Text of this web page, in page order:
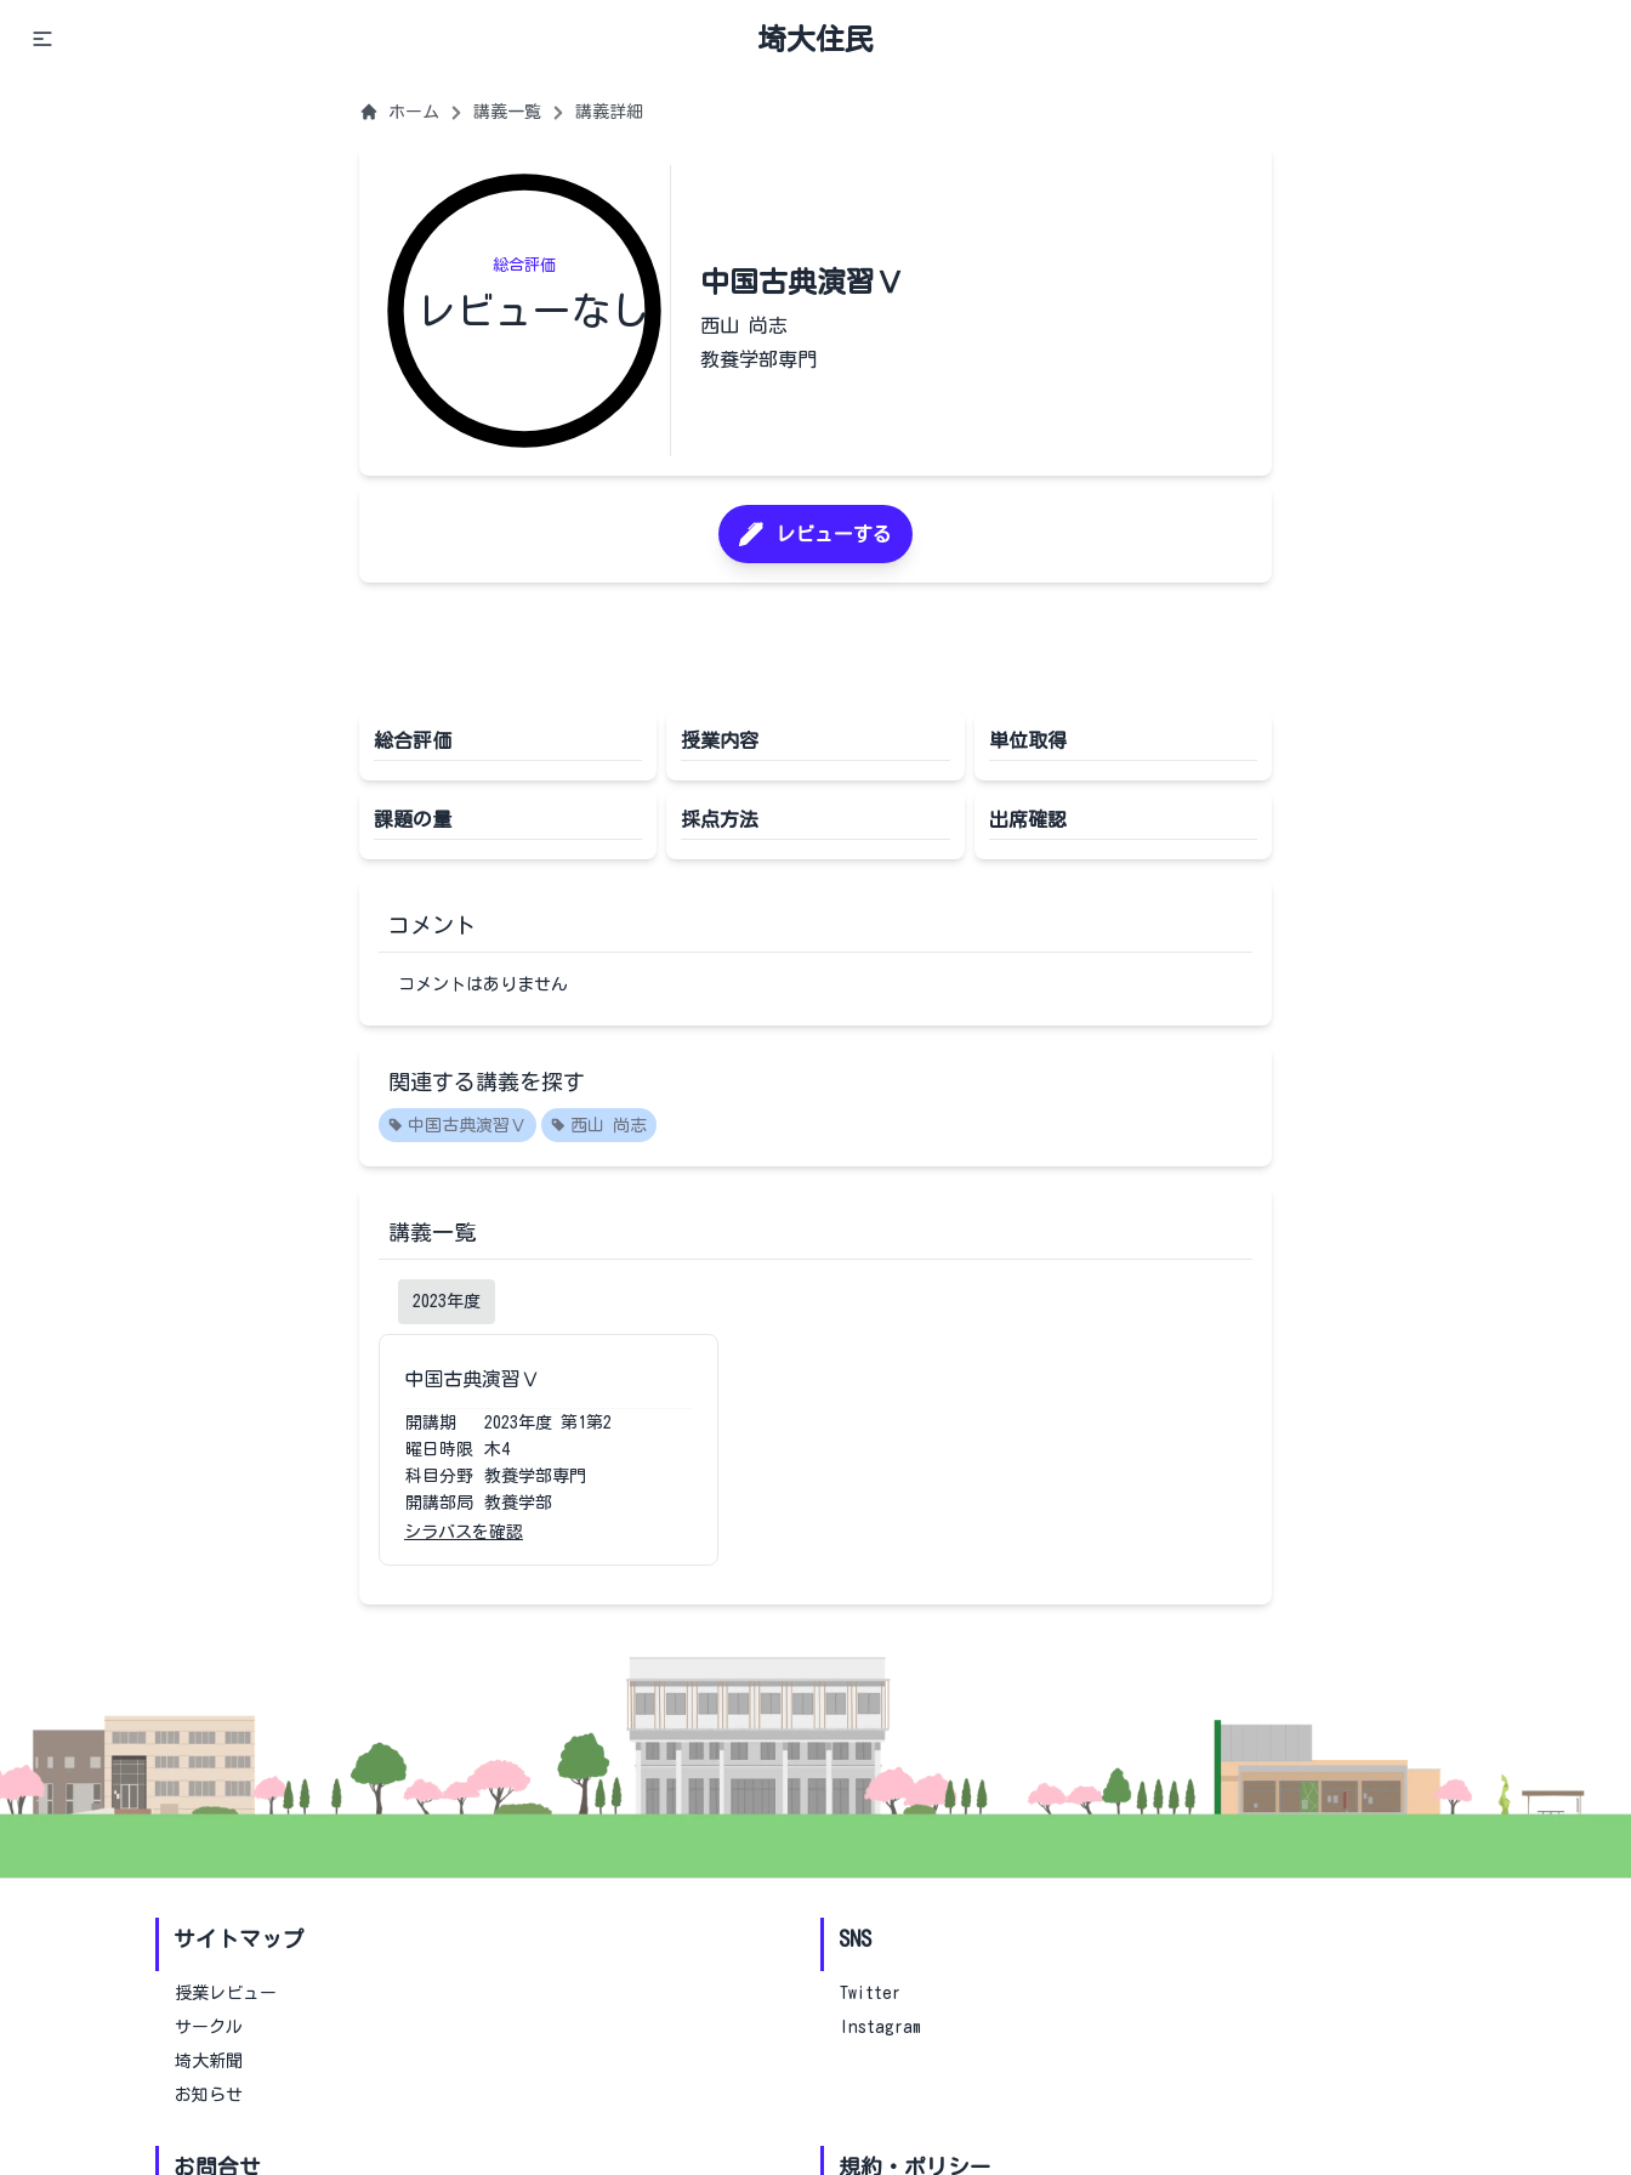
埼大住民
ホーム 講義一覧 講義詳細
総合評価
レビューなし
中国古典演習Ⅴ
西山 尚志
教養学部専門
レビューする
総合評価 授業内容 単位取得
課題の量 採点方法 出席確認
コメント
コメントはありません
関連する講義を探す
中国古典演習Ⅴ 西山 尚志
講義一覧
2023年度
中国古典演習Ⅴ
開講期 2023年度 第1第2
曜日時限
木4
科目分野
教養学部専門
開講部局
教養学部
シラバスを確認
サイトマップ
授業レビュー
サークル
埼大新聞
お知らせ
SNS
Twitter
Instagram
お問合せ 規約・ポリシー